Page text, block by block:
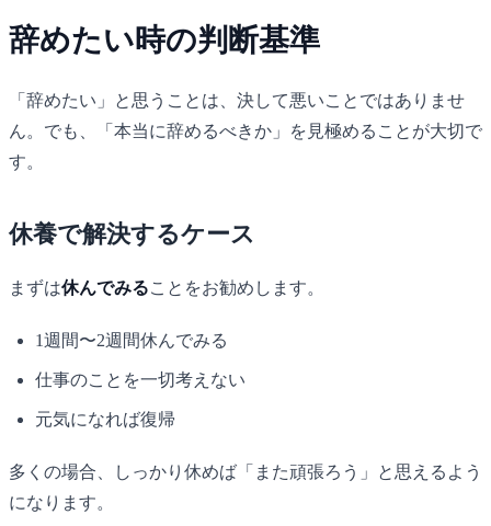
辞めたい時の判断基準
「辞めたい」と思うことは、決して悪いことではありませ
ん。でも、「本当に辞めるべきか」を見極めることが大切で
す。
休養で解決するケース
まずは休んでみることをお勧めします。
1週間〜2週間休んでみる
仕事のことを一切考えない
元気になれば復帰
多くの場合、しっかり休めば「また頑張ろう」と思えるよう
になります。